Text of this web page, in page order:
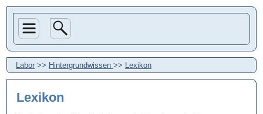
Labor >> Hintergrundwissen >> Lexikon
Lexikon